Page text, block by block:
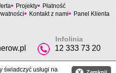
Projekty
Płatność
Kontakt z nami Panel Klienta
Infolinia
12 333 73 20
świadczyć usługi na